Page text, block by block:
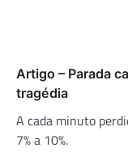
Artigo – Parada
tragédia
A cada minuto
7% a 10%.